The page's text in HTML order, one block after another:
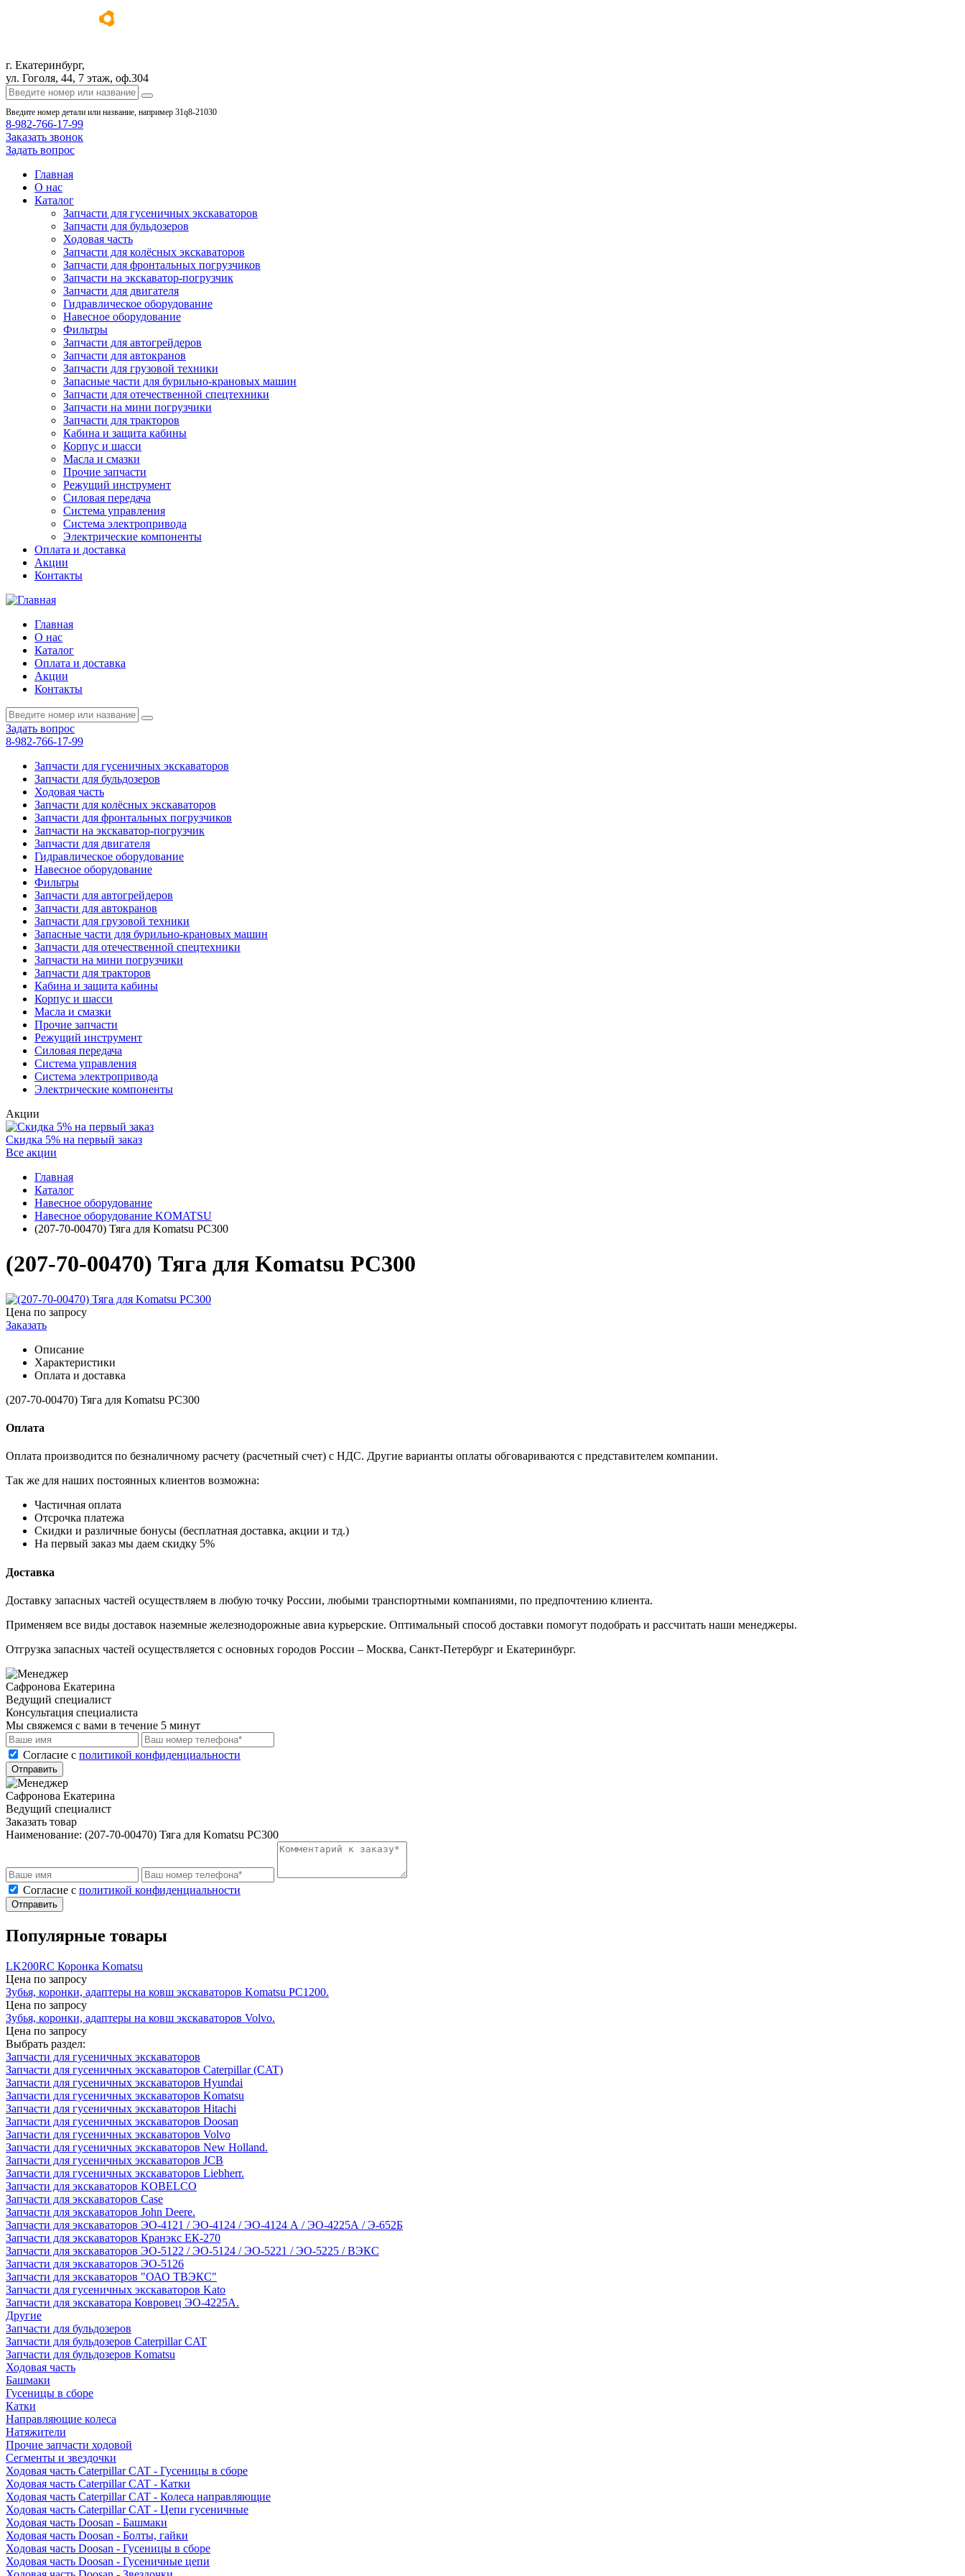
г. Екатеринбург,
ул. Гоголя, 44, 7 этаж, оф.304
Введите номер детали или название, например 31q8-21030
8-982-766-17-99
Заказать звонок
Задать вопрос
Главная
О нас
Каталог
Запчасти для гусеничных экскаваторов
Запчасти для бульдозеров
Ходовая часть
Запчасти для колёсных экскаваторов
Запчасти для фронтальных погрузчиков
Запчасти на экскаватор-погрузчик
Запчасти для двигателя
Гидравлическое оборудование
Навесное оборудование
Фильтры
Запчасти для автогрейдеров
Запчасти для автокранов
Запчасти для грузовой техники
Запасные части для бурильно-крановых машин
Запчасти для отечественной спецтехники
Запчасти на мини погрузчики
Запчасти для тракторов
Кабина и защита кабины
Корпус и шасси
Масла и смазки
Прочие запчасти
Режущий инструмент
Силовая передача
Система управления
Система электропривода
Электрические компоненты
Оплата и доставка
Акции
Контакты
Главная
О нас
Каталог
Оплата и доставка
Акции
Контакты
Задать вопрос
8-982-766-17-99
Запчасти для гусеничных экскаваторов
Запчасти для бульдозеров
Ходовая часть
Запчасти для колёсных экскаваторов
Запчасти для фронтальных погрузчиков
Запчасти на экскаватор-погрузчик
Запчасти для двигателя
Гидравлическое оборудование
Навесное оборудование
Фильтры
Запчасти для автогрейдеров
Запчасти для автокранов
Запчасти для грузовой техники
Запасные части для бурильно-крановых машин
Запчасти для отечественной спецтехники
Запчасти на мини погрузчики
Запчасти для тракторов
Кабина и защита кабины
Корпус и шасси
Масла и смазки
Прочие запчасти
Режущий инструмент
Силовая передача
Система управления
Система электропривода
Электрические компоненты
Акции
Скидка 5% на первый заказ
Все акции
Главная
Каталог
Навесное оборудование
Навесное оборудование KOMATSU
(207-70-00470) Тяга для Komatsu PC300
(207-70-00470) Тяга для Komatsu PC300
Цена по запросу
Заказать
Описание
Характеристики
Оплата и доставка
(207-70-00470) Тяга для Komatsu PC300
Оплата
Оплата производится по безналичному расчету (расчетный счет) с НДС. Другие варианты оплаты обговариваются с представителем компании.
Так же для наших постоянных клиентов возможна:
Частичная оплата
Отсрочка платежа
Cкидки и различные бонусы (бесплатная доставка, акции и тд.)
На первый заказ мы даем скидку 5%
Доставка
Доставку запасных частей осуществляем в любую точку России, любыми транспортными компаниями, по предпочтению клиента.
Применяем все виды доставок наземные железнодорожные авиа курьерские. Оптимальный способ доставки помогут подобрать и рассчитать наши менеджеры.
Отгрузка запасных частей осуществляется с основных городов России – Москва, Санкт-Петербург и Екатеринбург.
Сафронова Екатерина
Ведущий специалист
Консультация специалиста
Мы свяжемся с вами в течение 5 минут
Cогласие с политикой конфиденциальности
Отправить
Сафронова Екатерина
Ведущий специалист
Заказать товар
Наименование: (207-70-00470) Тяга для Komatsu PC300
Cогласие с политикой конфиденциальности
Отправить
Популярные товары
LK200RC Коронка Komatsu
Цена по запросу
Зубья, коронки, адаптеры на ковш экскаваторов Komatsu PC1200.
Цена по запросу
Зубья, коронки, адаптеры на ковш экскаваторов Volvo.
Цена по запросу
Выбрать раздел:
Запчасти для гусеничных экскаваторов
Запчасти для гусеничных экскаваторов Caterpillar (CAT)
Запчасти для гусеничных экскаваторов Hyundai
Запчасти для гусеничных экскаваторов Komatsu
Запчасти для гусеничных экскаваторов Hitachi
Запчасти для гусеничных экскаваторов Doosan
Запчасти для гусеничных экскаваторов Volvo
Запчасти для гусеничных экскаваторов New Holland.
Запчасти для гусеничных экскаваторов JCB
Запчасти для гусеничных экскаваторов Liebherr.
Запчасти для экскаваторов KOBELCO
Запчасти для экскаваторов Case
Запчасти для экскаваторов John Deere.
Запчасти для экскаваторов ЭО-4121 / ЭО-4124 / ЭО-4124 А / ЭО-4225А / Э-652Б
Запчасти для экскаваторов Кранэкс ЕК-270
Запчасти для экскаваторов ЭО-5122 / ЭО-5124 / ЭО-5221 / ЭО-5225 / ВЭКС
Запчасти для экскаваторов ЭО-5126
Запчасти для экскаваторов "ОАО ТВЭКС"
Запчасти для гусеничных экскаваторов Kato
Запчасти для экскаватора Ковровец ЭО-4225А.
Другие
Запчасти для бульдозеров
Запчасти для бульдозеров Caterpillar CAT
Запчасти для бульдозеров Komatsu
Ходовая часть
Башмаки
Гусеницы в сборе
Катки
Направляющие колеса
Натяжители
Прочие запчасти ходовой
Сегменты и звездочки
Ходовая часть Caterpillar CAT - Гусеницы в сборе
Ходовая часть Caterpillar CAT - Катки
Ходовая часть Caterpillar CAT - Колеса направляющие
Ходовая часть Caterpillar CAT - Цепи гусеничные
Ходовая часть Doosan - Башмаки
Ходовая часть Doosan - Болты, гайки
Ходовая часть Doosan - Гусеницы в сборе
Ходовая часть Doosan - Гусеничные цепи